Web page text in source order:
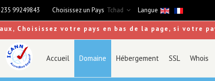
99249843 Choisissez un Pays Tchad Langue
Choisissez votre pays en bas de la page, si votre
Accueil Domaine Hébergement SSL Whois